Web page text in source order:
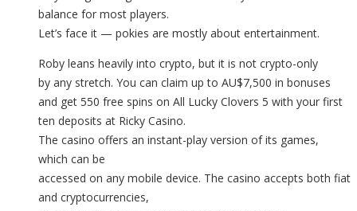
balance for most players.
Let’s face it — pokies are mostly about entertainment.
Roby leans heavily into crypto, but it is not crypto-only
by any stretch. You can claim up to AU$7,500 in bonuses
and get 550 free spins on All Lucky Clovers 5 with your first
ten deposits at Ricky Casino.
The casino offers an instant-play version of its games,
which can be
accessed on any mobile device. The casino accepts both fiat
and cryptocurrencies,